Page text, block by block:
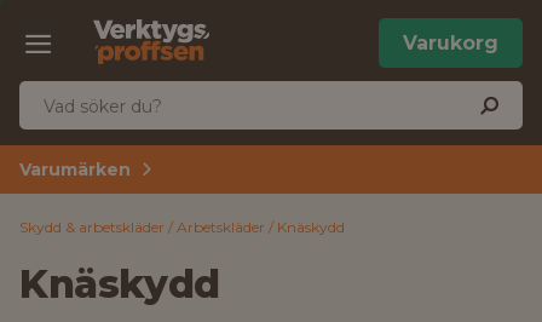
Varukorg
Varumärken
Skydd & arbetskläder Arbetskläder Knäskydd
Knäskydd